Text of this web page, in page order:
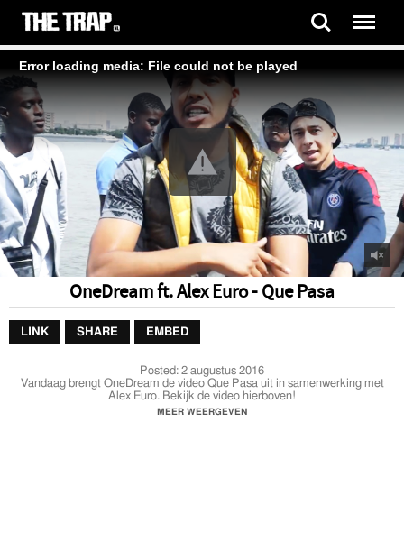
Error loading media: File could not be played
OneDream ft. Alex Euro - Que Pasa
LINK SHARE EMBED
Posted: 2 augustus 2016
Vandaag brengt OneDream de video Que Pasa uit in samenwerking met
Alex Euro. Bekijk de video hierboven!
MEER WEERGEVEN